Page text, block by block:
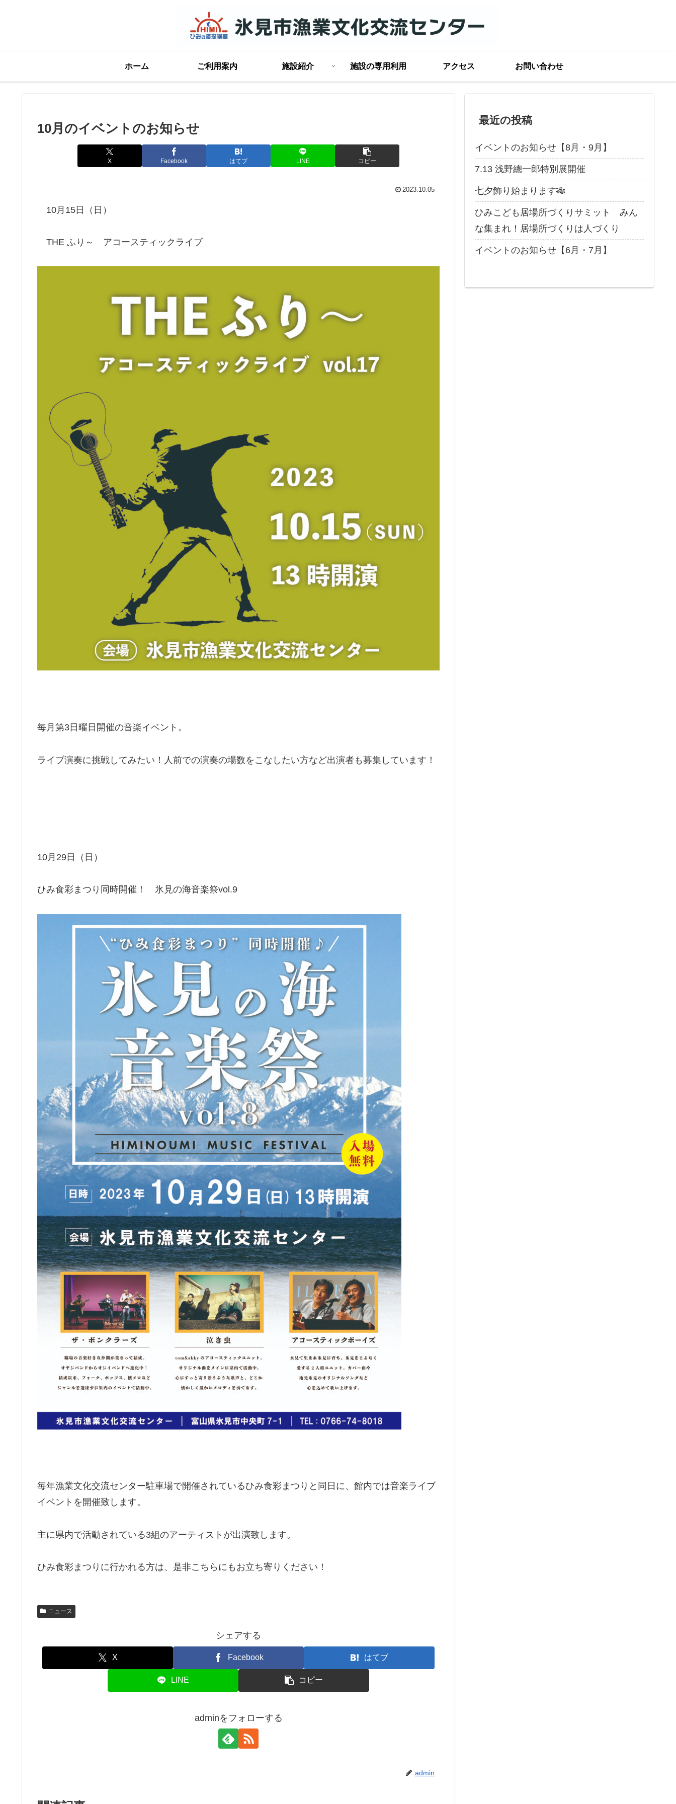
ホーム ご利用案内 施設紹介 施設の専用利用 アクセス お問い合わせ
10月のイベントのお知らせ
X Facebook はてブ LINE コピー
2023.10.05
10月15日（日）
THE ふり～ アコースティックライブ
毎月第3日曜日開催の音楽イベント。
ライブ演奏に挑戦してみたい！人前での演奏の場数をこなしたい方など出演者も募集しています！
10月29日（日）
ひみ食彩まつり同時開催！ 氷見の海音楽祭vol.9
毎年漁業文化交流センター駐車場で開催されているひみ食彩まつりと同日に、館内では音楽ライブ
イベントを開催致します。
主に県内で活動されている3組のアーティストが出演致します。
ひみ食彩まつりに行かれる方は、是非こちらにもお立ち寄りください！
ニュース
シェアする
X Facebook はてブ
LINE コピー
adminをフォローする
admin
最近の投稿
イベントのお知らせ【8月・9月】
7.13 浅野總一郎特別展開催
七夕飾り始まります🎋
ひみこども居場所づくりサミット みん
な集まれ！居場所づくりは人づくり
イベントのお知らせ【6月・7月】